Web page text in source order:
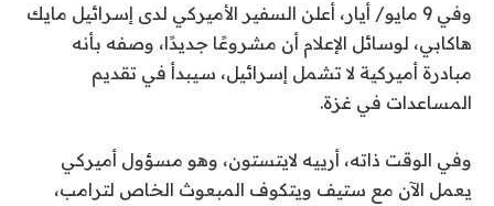
وفي 9 مايو/ أيار، أعلن السفير الأميركي لدى إسرائيل مايك
هاكابي، لوسائل الإعلام أن مشروعًا جديدًا، وصفه بأنه
مبادرة أميركية لا تشمل إسرائيل، سيبدأ في تقديم
المساعدات في غزة.
وفي الوقت ذاته، أرييه لايتستون، وهو مسؤول أميركي
يعمل الآن مع ستيف ويتكوف المبعوث الخاص لترامب،